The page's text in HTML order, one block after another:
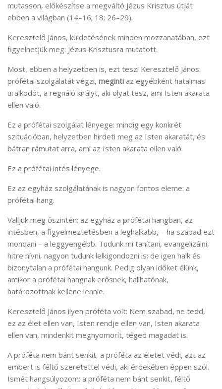
mutasson, előkészítse a megváltó Jézus Krisztus útját
ebben a világban (14–16; 18; 26–29).
Keresztelő János, küldetésének minden mozzanatában, ezt
figyelhetjük meg: Jézus Krisztusra mutatott.
Most, ebben a helyzetben is, ezt teszi Keresztelő János:
prófétai szolgálatát végzi, meginti az egyébként hatalmas
uralkodót, a regnáló királyt, aki olyat tesz, ami Isten akarata
ellen való.
Ez a prófétai szolgálat lényege: mindig egy konkrét
szituációban, helyzetben hirdeti meg az Isten akaratát, és
bátran rámutat arra, ami az Isten akarata ellen való.
Ez a prófétai intés lényege.
Ez az egyház szolgálatának is nagyon fontos eleme: a
prófétai hang.
Valljuk meg őszintén: az egyház a prófétai hangban, az
intésben, a figyelmeztetésben a leghalkabb, – ha szabad ezt
mondani – a leggyengébb. Tudunk mi tanítani, evangelizálni,
hitre hívni, nagyon tudunk lelkigondozni is; de igen halk és
bizonytalan a prófétai hangunk. Pedig olyan időket élünk,
amikor a prófétai hangnak erősnek, hallhatónak,
határozottnak kellene lennie.
Keresztelő János ilyen próféta volt: Nem szabad, ne tedd,
ez az élet ellen van, Isten rendje ellen van, Isten akarata
ellen van, mindenkit megnyomorít, téged magadat is.
A próféta nem bánt senkit, a próféta az életet védi, azt az
embert is féltő szeretettel védi, aki érdekében éppen szól.
Ismét hangsúlyozom: a próféta nem bánt senkit, féltő